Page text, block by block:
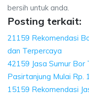
bersih untuk anda.
Posting terkait:
21159 Rekomendasi
dan Terpercaya
42159 Jasa Sumur Bor
Pasirtanjung Mulai Rp.
15159 Rekomendasi